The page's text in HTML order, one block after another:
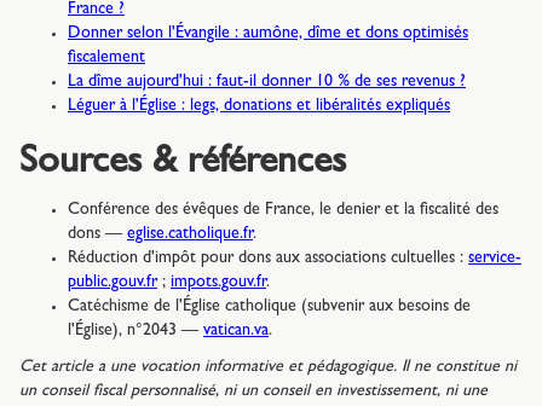
France ?
Donner selon l'Évangile : aumône, dîme et dons optimisés
fiscalement
La dîme aujourd'hui : faut-il donner 10 % de ses revenus ?
Léguer à l'Église : legs, donations et libéralités expliqués
Sources & références
Conférence des évêques de France, le denier et la fiscalité des
dons — eglise.catholique.fr.
Réduction d'impôt pour dons aux associations cultuelles : service-
public.gouv.fr; impots.gouv.fr.
Catéchisme de l'Église catholique (subvenir aux besoins de
l'Église), n°2043 — vatican.va.
Cet article a une vocation informative et pédagogique. Il ne constitue ni
un conseil fiscal personnalisé, ni un conseil en investissement, ni une